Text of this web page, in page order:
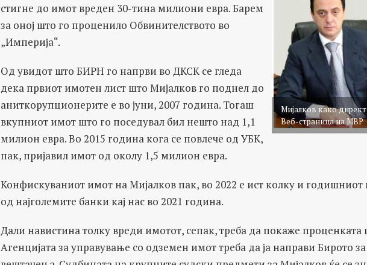
Мијалков како
Веб-страница на МВР
стигне до имот вреден 30-тина милиони евра. Барем
за оној што го проценило Обвинителството во
„Империја“.
Oд увидот што БИРН го напрви во ДКСК се гледа
дека првиот имотен лист што Мијалков го поднел до
аниткорупционерите е во јуни, 2007 година. Тогаш
вкупниот имот што го поседувал бил нешто над 1,1
милион евра. Во 2015 година кога се повлече од УБК,
пак, пријавил имот од околу 1,5 милион евра.
Конфискуваниот имот на Мијалков пак, во 2022 е ист колку и
од најголемите банки кај нас во 2021 година.
Дали навистина толку вреди имотот, сепак, треба да покаже проценката
Агенцијата за управување со одземен имот треба да ја направи Бирото